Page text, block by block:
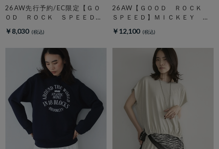
26AW先行予約/EC限定【ＧＯ
ＯＤ ＲＯＣＫ ＳＰＥＥＤ】
ＥＥ
￥8,030
26AW【ＧＯＯＤ ＲＯＣＫ
ＳＰＥＥＤ】ＭＩＣＫＥＹ
￥12,100